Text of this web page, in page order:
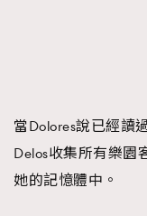
當Dolores說已經讀
Delos收集所有樂園
她的記憶體中。